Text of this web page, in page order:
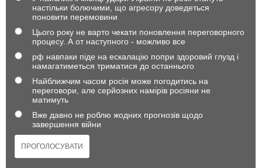
настільки болючими, що агресору доведеться
поновити перемовини
Цього року не варто чекати поновлення переговорного
процесу. А от наступного - можливо все
рф навпаки піде на ескалацію попри здоровий глузд і
намагатиметься триматися до останнього
Найближчим часом росія може погодитись на
переговори, але серйозних намірів росіяни не
матимуть
Вже давно не роблю жодних прогнозів щодо
завершення війни